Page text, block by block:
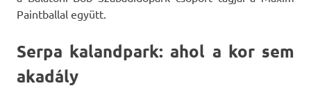
Paintballal együtt.
Serpa kalandpark: ahol a kor sem
akadály